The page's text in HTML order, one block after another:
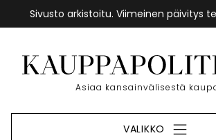
Sivusto arkistoitu. Viimeinen päivitys
sisältöön
Etusivu
Asiaa kansainvälisestä
VALIKKO